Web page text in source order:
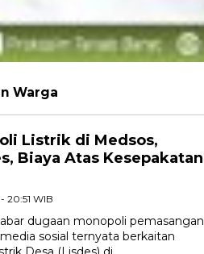
Warga
Listrik di Medsos,
Biaya Atas Kesepakatan
20:51 WIB
dugaan monopoli pemasangan
sosial ternyata berkaitan